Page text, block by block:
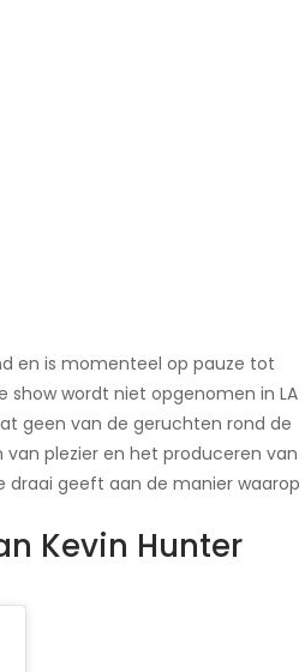
en is momenteel op pauze tot
show wordt niet opgenomen in LA
geen van de geruchten rond de
plezier en het produceren van
draai geeft aan de manier waarop
Kevin Hunter